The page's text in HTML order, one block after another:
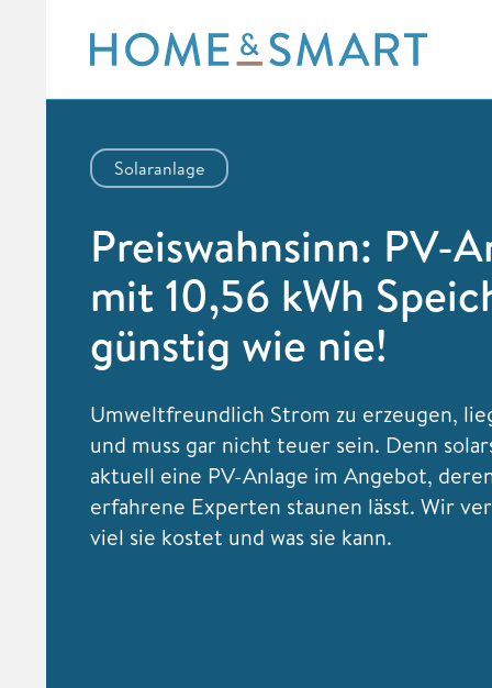
content
Solaranlage
Preiswahnsinn: PV-
mit 10,56 kWh
günstig wie nie!
Umweltfreundlich Strom zu erzeugen,
und muss gar nicht teuer sein. Denn
aktuell eine PV-Anlage im Angebot,
erfahrene Experten staunen lässt. Wir
viel sie kostet und was sie kann.